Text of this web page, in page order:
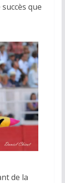
que
de la